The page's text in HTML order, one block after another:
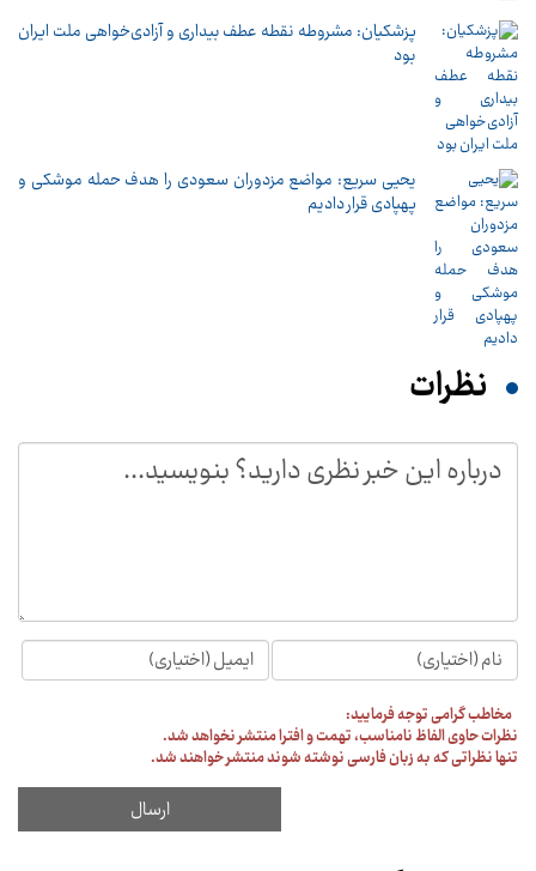
پزشکیان: مشروطه نقطه عطف بیداری و آزادی‌خواهی ملت ایران
بود
یحیی سریع: مواضع مزدوران سعودی را هدف حمله موشکی و
پهپادی قرار دادیم
نظرات
مخاطب گرامی توجه فرمایید:
نظرات حاوی الفاظ نامناسب، تهمت و افترا منتشر نخواهد شد.
تنها نظراتی که به زبان فارسی نوشته شوند منتشر خواهند شد.